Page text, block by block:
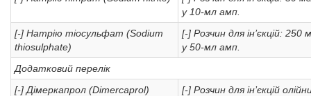
у 10-мл амп.
[-] Натрію тіосульфат (Sodium
thiosulphate)
[-] Розчин для ін’єкцій: 250
у 50-мл амп.
Додатковий перелік
[-] Дімеркапрол (Dimercaprol)
[-] Розчин для ін’єкцій